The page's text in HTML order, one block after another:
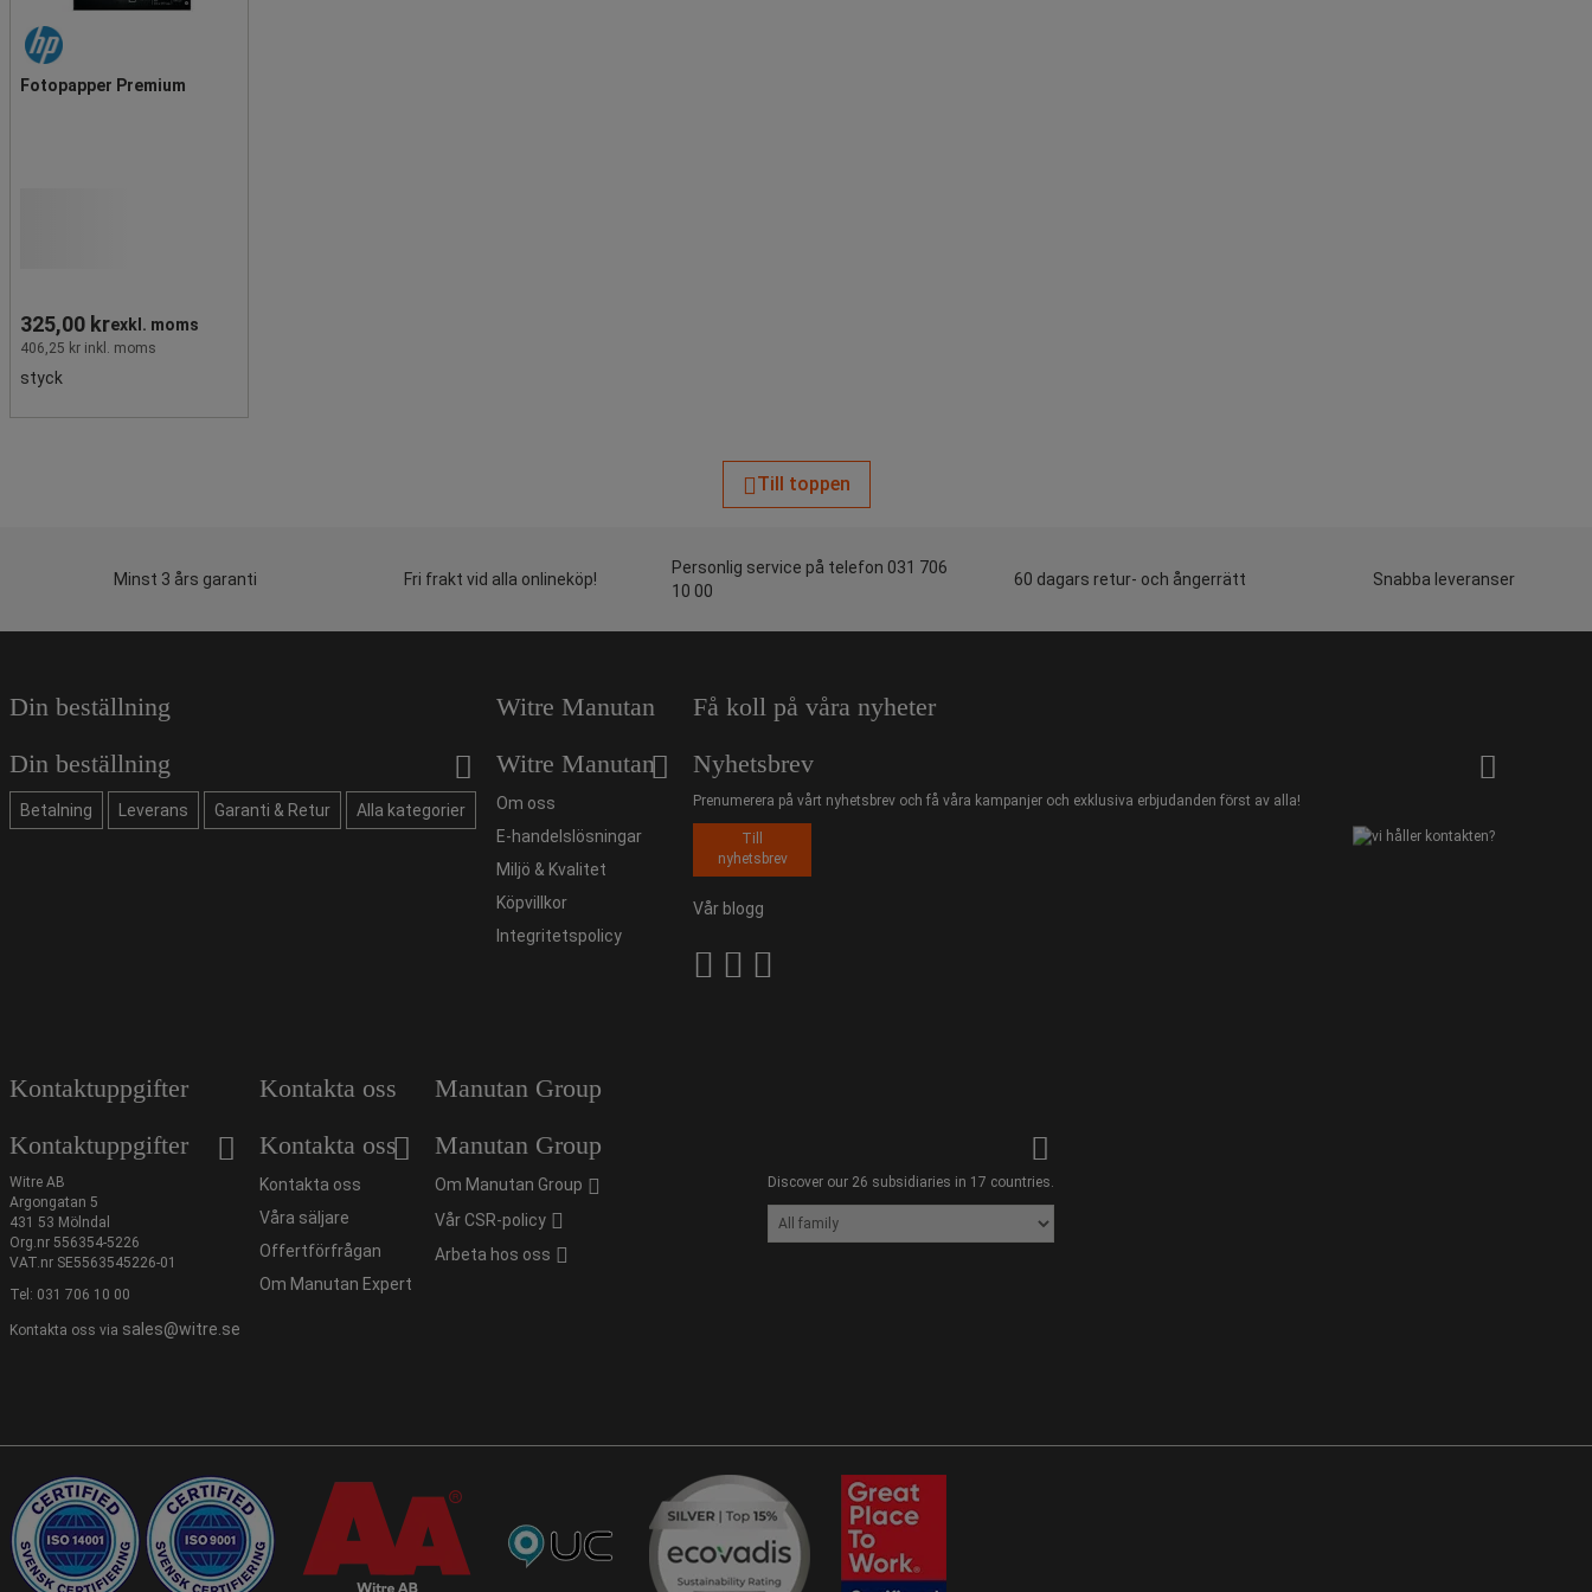
Fotopapper Premium
325,00 krexkl. moms
406,25 kr inkl. moms
styck
Till toppen
Minst 3 års garanti Fri frakt vid alla onlineköp!
Personlig service på telefon 031 706
10 00
60 dagars retur- och ångerrätt Snabba leveranser
Din beställning
Din beställning
Betalning Leverans Garanti & Retur Alla kategorier
Witre Manutan
Witre Manutan
Om oss
E-handelslösningar
Miljö & Kvalitet
Köpvillkor
Integritetspolicy
Få koll på våra nyheter
Nyhetsbrev
Prenumerera på vårt nyhetsbrev och få våra kampanjer och exklusiva erbjudanden först av alla!
Till
nyhetsbrev
Vår blogg
Kontaktuppgifter
Kontaktuppgifter
Witre AB
Argongatan 5
431 53 Mölndal
Org.nr 556354-5226
VAT.nr SE5563545226-01
Tel: 031 706 10 00
Kontakta oss via sales@witre.se
Kontakta oss
Kontakta oss
Kontakta oss
Våra säljare
Offertförfrågan
Om Manutan Expert
Manutan Group
Manutan Group
Om Manutan Group
Vår CSR-policy
Arbeta hos oss
Discover our 26 subsidiaries in 17 countries.